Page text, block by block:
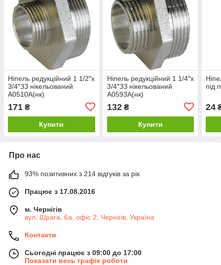
Ніпель редукційний 1 1/2″х
3/4″ЗЗ нікельований
А0510А(нк)
171 ₴
Купити
Ніпель редукційний 1 1/4″х
3/4″ЗЗ нікельований
А0593А(нк)
132₴
Купити
під
24
Про нас
93% позитивних з 214 відгуків за рік
Працює з 17.08.2016
м. Чернігів
вул. Шрага, 6а, офіс 2, Чернігів, Україна
Контакти
Сьогодні працює з 09:00 до 17:00
Показати весь графік роботи